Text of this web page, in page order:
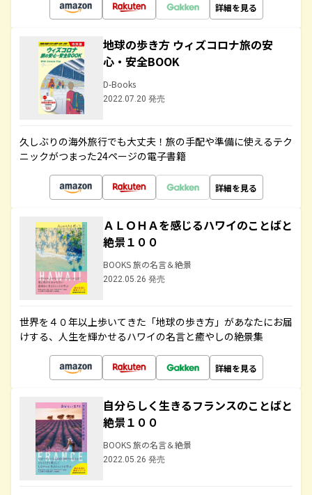
詳細を見る
地球の歩き方 ウィズコロナ旅の安
心・安全BOOK
D-Books
2022.07.20 発売
久しぶりの海外旅行でも大丈夫！旅の手配や準備に使えるテク
ニックがつまった24ページの電子書籍
詳細を見る
ＡＬＯＨＡを感じるハワイのことばと
絶景１００
BOOKS 旅の名言＆絶景
2022.05.26 発売
世界を４０年以上歩いてきた「地球の歩き方」があなたにお届
けする、人生を輝かせるハワイの名言と癒やしの絶景集
詳細を見る
自分らしく生きるフランスのことばと
絶景１００
BOOKS 旅の名言＆絶景
2022.05.26 発売